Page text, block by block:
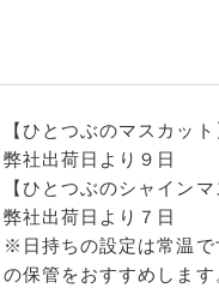
【ひとつぶのマスカット
弊社出荷日より９日
【ひとつぶのシャインマ
弊社出荷日より７日
※日持ちの設定は常温で
の保管をおすすめします